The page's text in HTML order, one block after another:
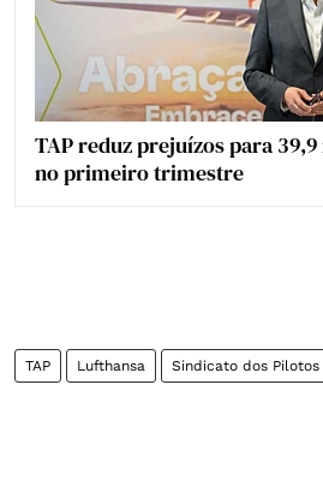
TAP reduz prejuízos para
no primeiro trimestre
TAP Lufthansa Sindicato dos Pilotos